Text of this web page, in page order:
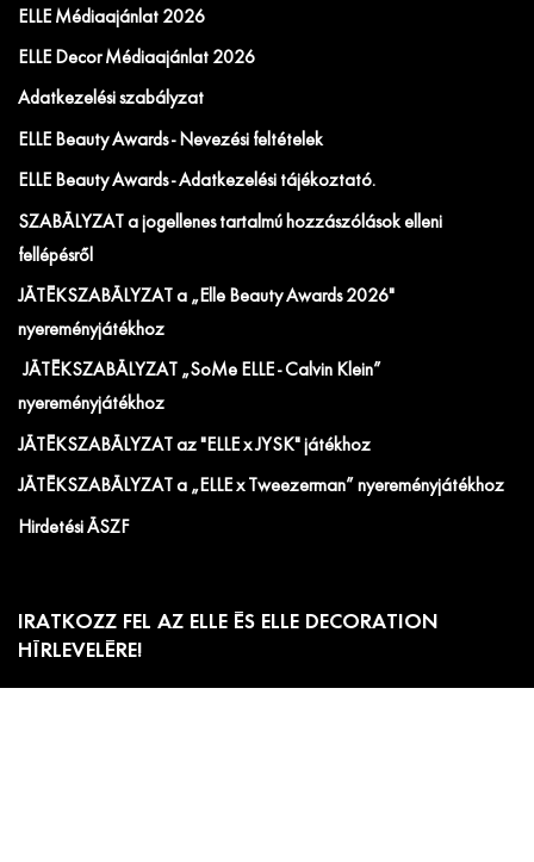
ELLE Médiaajánlat 2026
ELLE Decor Médiaajánlat 2026
Adatkezelési szabályzat
ELLE Beauty Awards - Nevezési feltételek
ELLE Beauty Awards - Adatkezelési tájékoztató.
SZABÁLYZAT a jogellenes tartalmú hozzászólások elleni
fellépésről
JÁTÉKSZABÁLYZAT a „Elle Beauty Awards 2026"
nyereményjátékhoz
JÁTÉKSZABÁLYZAT „SoMe ELLE - Calvin Klein”
nyereményjátékhoz
JÁTÉKSZABÁLYZAT az "ELLE x JYSK" játékhoz
JÁTÉKSZABÁLYZAT a „ELLE x Tweezerman” nyereményjátékhoz
Hirdetési ÁSZF
IRATKOZZ FEL AZ ELLE ÉS ELLE DECORATION
HÍRLEVELÉRE!